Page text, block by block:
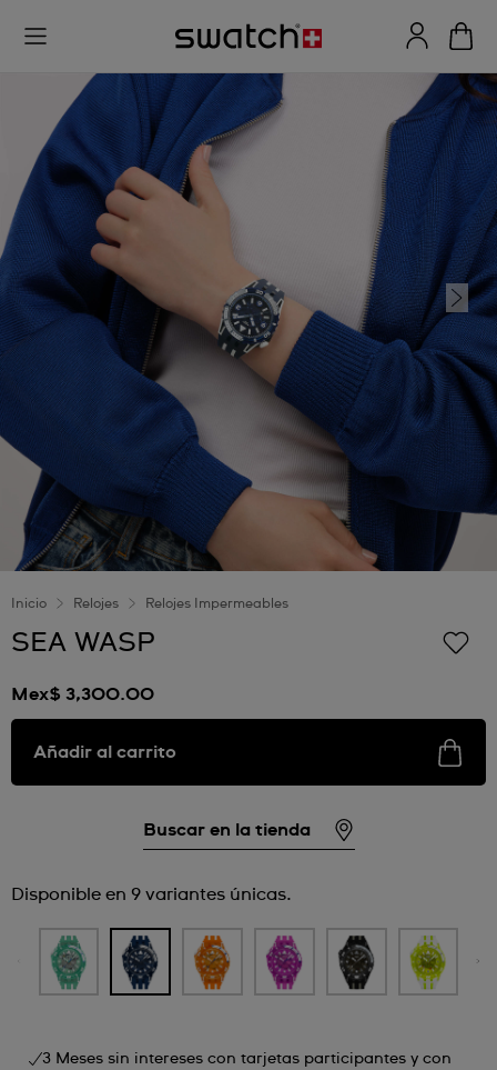
Inicio Relojes Relojes Impermeables
SEA WASP
Mex$ 3,300.00
Añadir al carrito
Buscar en la tienda
Disponible en 9 variantes únicas.
3 Meses sin intereses con tarjetas participantes y con